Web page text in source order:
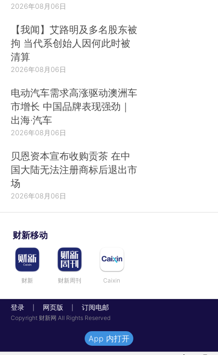
2026年08月06日
【我闻】艾路明及多名股东被
拘 当代系创始人因何此时被
清算
2026年08月06日
电动汽车需求高涨驱动澳洲车
市增长 中国品牌表现强劲｜
出海·汽车
2026年08月06日
贝恩资本宣布收购贡茶 在中
国大陆无法注册商标后退出市
场
2026年08月06日
财新移动
财新 财新周刊 Caixin
登录 网页版 订阅电邮
Copyright 财新网 All Rights Reserved
App 内打开